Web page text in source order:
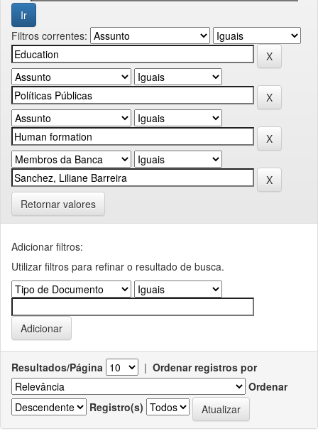
Filtros correntes:
Retornar valores
Adicionar filtros:
Utilizar filtros para refinar o resultado de busca.
Resultados/Página | Ordenar registros por
Ordenar
Registro(s)